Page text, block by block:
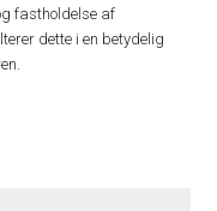
fastholdelse af
dette i en betydelig